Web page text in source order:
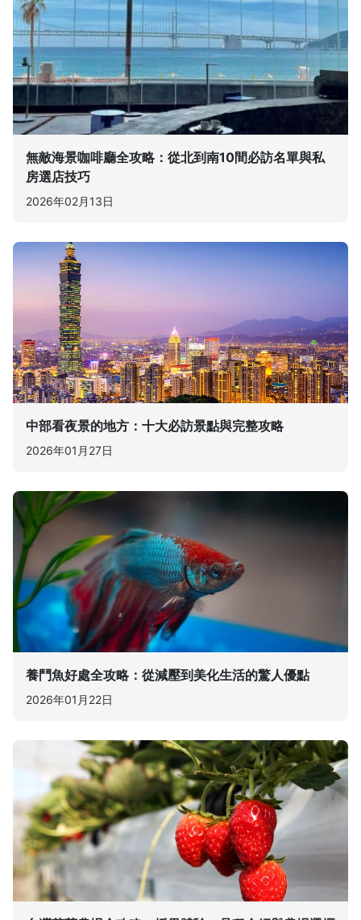
無敵海景咖啡廳全攻略：從北到南10間必訪名單與私
房選店技巧
2026年02月13日
中部看夜景的地方：十大必訪景點與完整攻略
2026年01月27日
養鬥魚好處全攻略：從減壓到美化生活的驚人優點
2026年01月22日